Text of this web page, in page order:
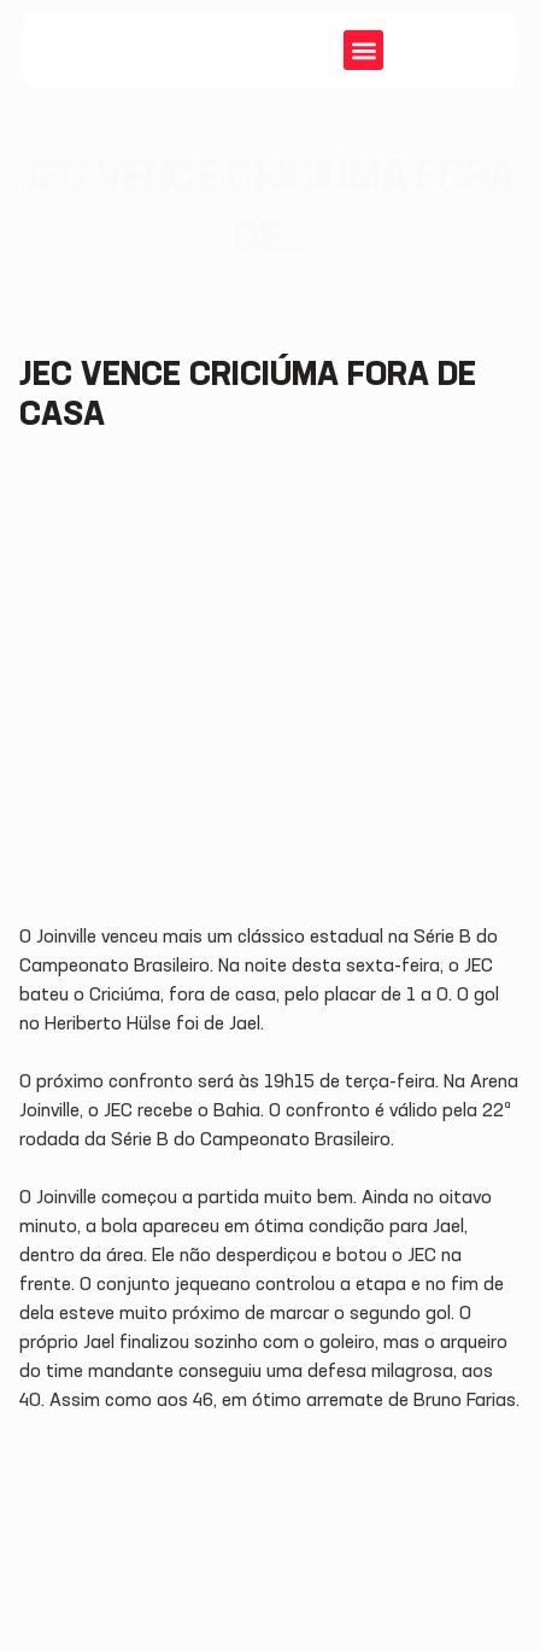
JEC VENCE CRICIÚMA FORA DE
CASA
O Joinville venceu mais um clássico estadual na Série B do
Campeonato Brasileiro. Na noite desta sexta-feira, o JEC
bateu o Criciúma, fora de casa, pelo placar de 1 a 0. O gol
no Heriberto Hülse foi de Jael.
O próximo confronto será às 19h15 de terça-feira. Na Arena
Joinville, o JEC recebe o Bahia. O confronto é válido pela 22ª
rodada da Série B do Campeonato Brasileiro.
O Joinville começou a partida muito bem. Ainda no oitavo
minuto, a bola apareceu em ótima condição para Jael,
dentro da área. Ele não desperdiçou e botou o JEC na
frente. O conjunto jequeano controlou a etapa e no fim de
dela esteve muito próximo de marcar o segundo gol. O
próprio Jael finalizou sozinho com o goleiro, mas o arqueiro
do time mandante conseguiu uma defesa milagrosa, aos
40. Assim como aos 46, em ótimo arremate de Bruno Farias.